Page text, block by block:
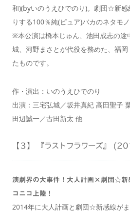
和)(byいのうえひでのり)。劇団☆新
りする100％純(ピュア)バカのネタモノ
※本公演は橋本じゅん、池田成志の途
城、河野まさとが代役を務めた、福
たものです。
作・演出：いのうえひでのり
出演：三宅弘城／坂井真紀 高田聖子
田辺誠一／古田新太 他
【３】 『ラストフラワーズ』
演劇界の大事件！大人計画×劇団☆新
コニコ上陸！
2014年に大人計画と劇団☆新感線が